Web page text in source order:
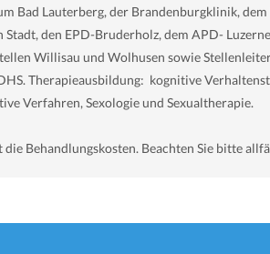
Bad Lauterberg, der Brandenburgklinik,
Stadt, den EPD-Bruderholz, dem APD-
Willisau und Wolhusen sowie
Therapieausbildung: kognitive
Verfahren, Sexologie und Sexualtherapie.
Behandlungskosten. Beachten Sie bitte